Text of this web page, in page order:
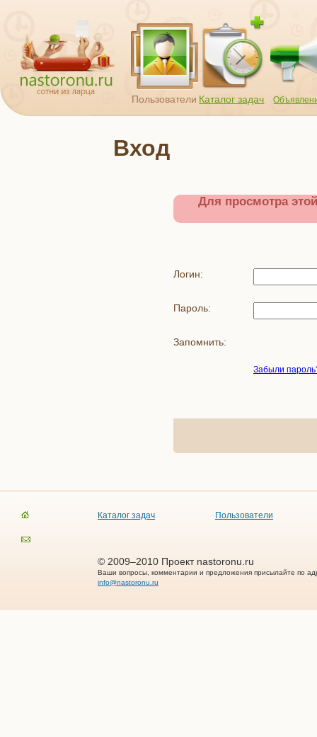
Пользователи Каталог задач
Вход
Для просмотра
Логин:
Пароль:
Запомнить:
Забыли
Каталог задач Пользователи
© 2009–2010 Проект nastoronu.ru
Ваши вопросы, комментарии и предложения присылайте по
info@nastoronu.ru